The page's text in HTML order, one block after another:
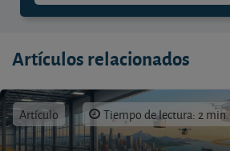
Artículos relacionados
Artículo Tiempo de lectura: 2 min.